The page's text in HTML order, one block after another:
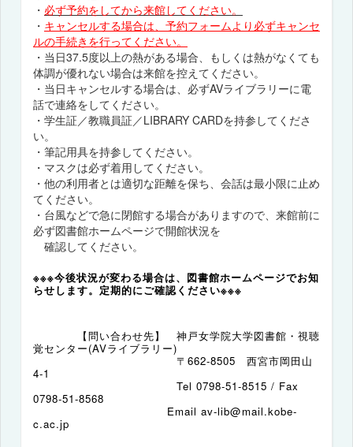
・ 必ず予約をしてから来館してください。
・ キャンセルする場合は、予約フォームより必ずキャンセ
ルの手続きを行ってください。
・当日37.5度以上の熱がある場合、もしくは熱がなくても
体調が優れない場合は来館を控えてください。
・当日キャンセルする場合は、必ずAVライブラリーに電
話で連絡をしてください。
・学生証／教職員証／LIBRARY CARDを持参してくださ
い。
・筆記用具を持参してください。
・マスクは必ず着用してください。
・他の利用者とは適切な距離を保ち、会話は最小限に止め
てください。
・台風などで急に閉館する場合がありますので、来館前に
必ず図書館ホームページで開館状況を
確認してください。
※※※今後状況が変わる場合は、図書館ホームページでお知
らせします。定期的にご確認ください※※※
【問い合わせ先】 神戸女学院大学図書館・視聴
覚センター(AVライブラリー)
〒 662-8505 西宮市岡田山
4-1
Tel 0798-51-8515 / Fax
0798-51-8568
Email av-lib@mail.kobe-
c.ac.jp